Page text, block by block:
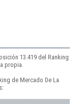
13.419 del Ranking
propia.
de Mercado De La